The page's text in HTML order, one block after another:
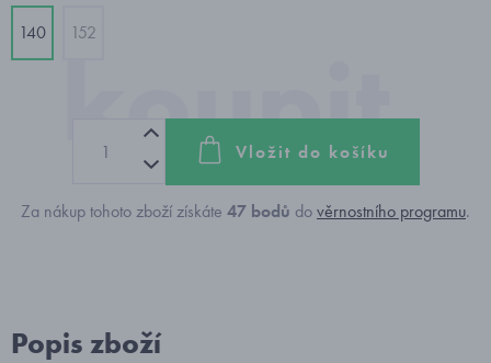
140 152
Vložit do košíku
Za nákup tohoto zboží získáte 47 bodů dověrnostního programu.
Popis zboží